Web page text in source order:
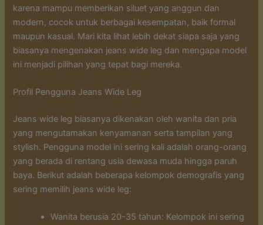
karena mampu memberikan siluet yang anggun dan
modern, cocok untuk berbagai kesempatan, baik formal
maupun kasual. Mari kita lihat lebih dekat siapa saja yang
biasanya mengenakan jeans wide leg dan mengapa model
ini menjadi pilihan yang tepat bagi mereka.
Profil Pengguna Jeans Wide Leg
Jeans wide leg biasanya dikenakan oleh wanita dan pria
yang mengutamakan kenyamanan serta tampilan yang
stylish. Pengguna model ini sering kali adalah orang-orang
yang berada di rentang usia dewasa muda hingga paruh
baya. Berikut adalah beberapa kelompok demografis yang
sering memilih jeans wide leg:
Wanita berusia 20-35 tahun: Kelompok ini sering